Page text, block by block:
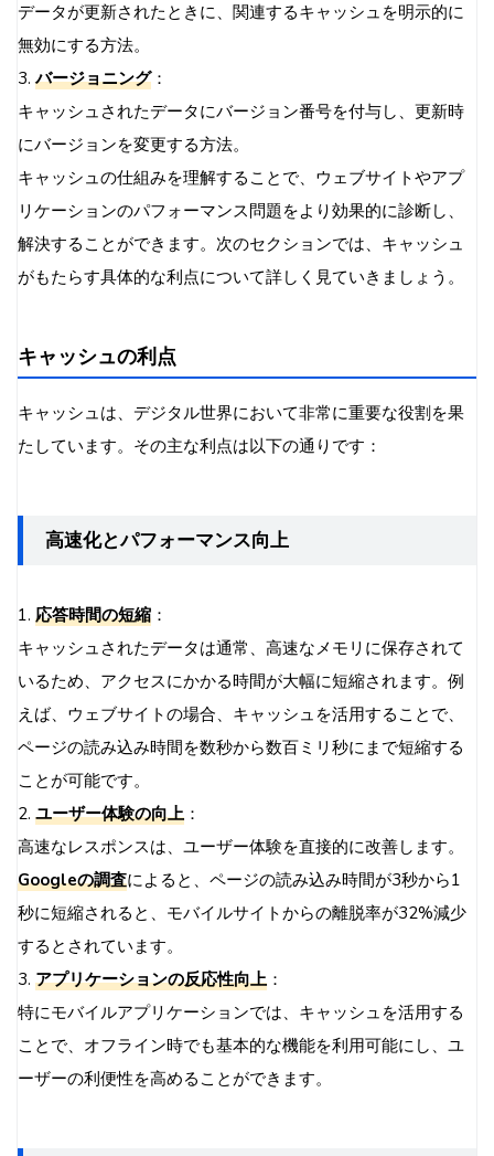
データが更新されたときに、関連するキャッシュを明示的に
無効にする方法。
3.バージョニング：
キャッシュされたデータにバージョン番号を付与し、更新時
にバージョンを変更する方法。
キャッシュの仕組みを理解することで、ウェブサイトやアプ
リケーションのパフォーマンス問題をより効果的に診断し、
解決することができます。次のセクションでは、キャッシュ
がもたらす具体的な利点について詳しく見ていきましょう。
キャッシュの利点
キャッシュは、デジタル世界において非常に重要な役割を果
たしています。その主な利点は以下の通りです：
高速化とパフォーマンス向上
1. 応答時間の短縮 ：
キャッシュされたデータは通常、高速なメモリに保存されて
いるため、アクセスにかかる時間が大幅に短縮されます。例
えば、ウェブサイトの場合、キャッシュを活用することで、
ページの読み込み時間を数秒から数百ミリ秒にまで短縮する
ことが可能です。
2. ユーザー体験の向上 ：
高速なレスポンスは、ユーザー体験を直接的に改善します。
Googleの調査によると、ページの読み込み時間が3秒から1
秒に短縮されると、モバイルサイトからの離脱率が32%減少
するとされています。
3. アプリケーションの反応性向上 ：
特にモバイルアプリケーションでは、キャッシュを活用する
ことで、オフライン時でも基本的な機能を利用可能にし、ユ
ーザーの利便性を高めることができます。